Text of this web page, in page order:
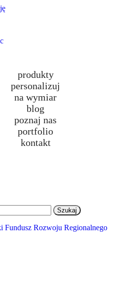
produkty
personalizuj
na wymiar
blog
poznaj nas
portfolio
kontakt
Fundusz Rozwoju Regionalnego
hotelowych ze sklejki – za kulisami
jaki był 2021 rok w Wood Republic oczami
czyli jak zaprojektowaliśmy meble dla